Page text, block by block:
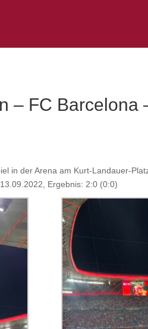
– FC Barcelona
in der Arena am Kurt-Landauer-
Ergebnis: 2:0 (0:0)